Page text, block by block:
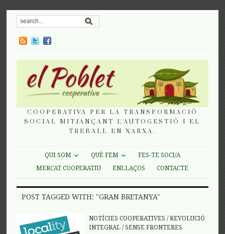
COOPERATIVA PER LA TRANSFORMACIÓ
SOCIAL MITJANÇANT L'AUTOGESTIÓ I EL
TREBALL EN XARXA.
QUI SOM QUÈ FEM
FES-TE SOCI/A
MERCAT COOPERATIU
ENLLAÇOS CONTACTE
POST TAGGED WITH: "GRAN BRETANYA"
NOTÍCIES COOPERATIVES /REVOLUCIÓ
INTEGRAL/SENSE FRONTERES